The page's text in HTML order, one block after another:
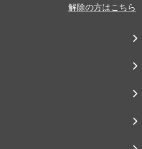
解除の方はこちら